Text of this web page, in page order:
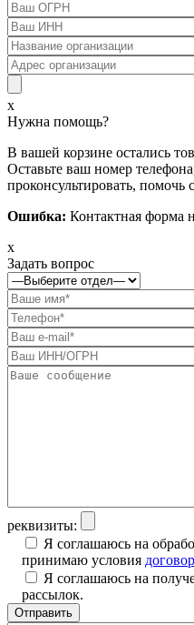
x
Нужна помощь?
В вашей корзине остались
Оставьте ваш номер
проконсультировать,
Ошибка: Контактная форма
x
Задать вопрос
реквизиты:
Я соглашаюсь на
принимаю условия
Я соглашаюсь на
рассылок.